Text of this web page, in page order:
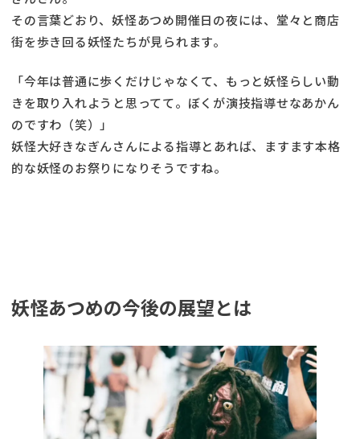
その言葉どおり、妖怪あつめ開催日の夜には、堂々と商店
街を歩き回る妖怪たちが見られます。
「今年は普通に歩くだけじゃなくて、もっと妖怪らしい動
きを取り入れようと思ってて。ぼくが演技指導せなあかん
のですわ（笑）」
妖怪大好きなぎんさんによる指導とあれば、ますます本格
的な妖怪のお祭りになりそうですね。
妖怪あつめの今後の展望とは